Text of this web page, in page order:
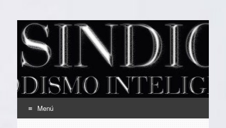
EL SINDICAL
Periodismo Inteligente
Menú